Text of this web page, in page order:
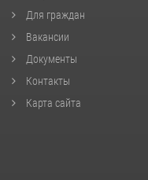
Для граждан
Вакансии
Документы
Контакты
Карта сайта